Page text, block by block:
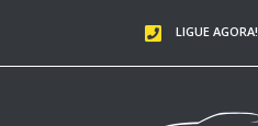
LIGUE AGORA!